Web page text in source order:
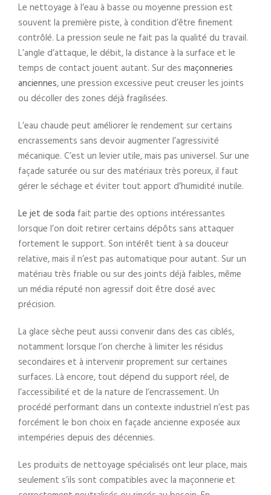
Le nettoyage à l’eau à basse ou moyenne pression est
souvent la première piste, à condition d’être finement
contrôlé. La pression seule ne fait pas la qualité du travail.
L’angle d’attaque, le débit, la distance à la surface et le
temps de contact jouent autant. Sur des maçonneries
anciennes, une pression excessive peut creuser les joints
ou décoller des zones déjà fragilisées.
L’eau chaude peut améliorer le rendement sur certains
encrassements sans devoir augmenter l’agressivité
mécanique. C’est un levier utile, mais pas universel. Sur une
façade saturée ou sur des matériaux très poreux, il faut
gérer le séchage et éviter tout apport d’humidité inutile.
Le jet de soda fait partie des options intéressantes
lorsque l’on doit retirer certains dépôts sans attaquer
fortement le support. Son intérêt tient à sa douceur
relative, mais il n’est pas automatique pour autant. Sur un
matériau très friable ou sur des joints déjà faibles, même
un média réputé non agressif doit être dosé avec
précision.
La glace sèche peut aussi convenir dans des cas ciblés,
notamment lorsque l’on cherche à limiter les résidus
secondaires et à intervenir proprement sur certaines
surfaces. Là encore, tout dépend du support réel, de
l’accessibilité et de la nature de l’encrassement. Un
procédé performant dans un contexte industriel n’est pas
forcément le bon choix en façade ancienne exposée aux
intempéries depuis des décennies.
Les produits de nettoyage spécialisés ont leur place, mais
seulement s’ils sont compatibles avec la maçonnerie et